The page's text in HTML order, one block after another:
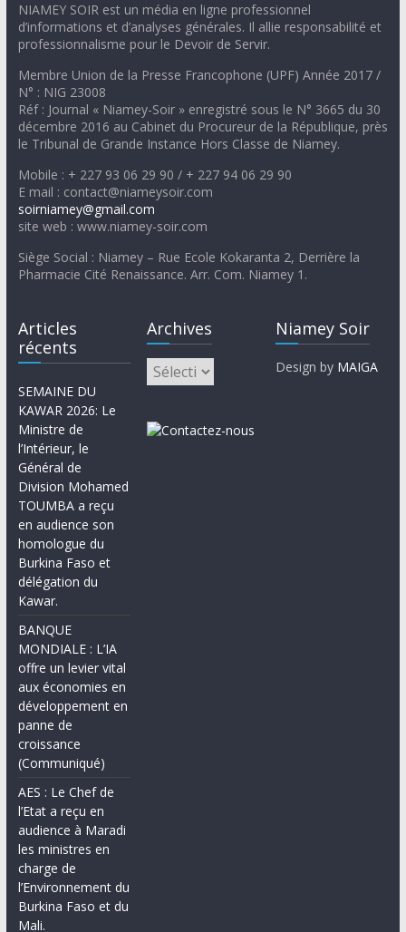
NIAMEY SOIR est un média en ligne professionnel
d’informations et d’analyses générales. Il allie responsabilité et
professionnalisme pour le Devoir de Servir.
Membre Union de la Presse Francophone (UPF) Année 2017 /
N° : NIG 23008
Réf : Journal « Niamey-Soir » enregistré sous le N° 3665 du 30
décembre 2016 au Cabinet du Procureur de la République, près
le Tribunal de Grande Instance Hors Classe de Niamey.
Mobile : + 227 93 06 29 90 / + 227 94 06 29 90
E mail : contact@niameysoir.com
soirniamey@gmail.com
site web : www.niamey-soir.com
Siège Social : Niamey – Rue Ecole Kokaranta 2, Derrière la
Pharmacie Cité Renaissance. Arr. Com. Niamey 1.
Articles
récents
SEMAINE DU
KAWAR 2026: Le
Ministre de
l’Intérieur, le
Général de
Division Mohamed
TOUMBA a reçu
en audience son
homologue du
Burkina Faso et
délégation du
Kawar.
BANQUE
MONDIALE : L’IA
offre un levier vital
aux économies en
développement en
panne de
croissance
(Communiqué)
AES : Le Chef de
l’Etat a reçu en
audience à Maradi
les ministres en
charge de
l’Environnement du
Burkina Faso et du
Mali.
Archives Niamey Soir
Design by MAIGA